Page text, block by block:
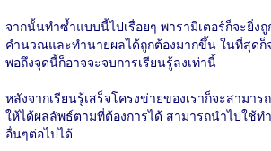
จากนั้นทำซ้ำแบบนี้ไปเรื่อยๆ พารามิเตอร์ก็จะยิ่งถู
คำนวณและทำนายผลได้ถูกต้องมากขึ้น ในที่สุดก็
พอถึงจุดนี้ก็อาจจะจบการเรียนรู้ลงเท่านี้
หลังจากเรียนรู้เสร็จโครงข่ายของเราก็จะสามา
ให้ได้ผลลัพธ์ตามที่ต้องการได้ สามารถนำไปใช้
อื่นๆต่อไปได้